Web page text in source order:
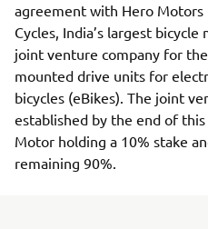
agreement with Hero
Cycles, India’s largest
joint venture company for
mounted drive units for
bicycles (eBikes). The joint
established by the end of
Motor holding a 10% stake
remaining 90%.